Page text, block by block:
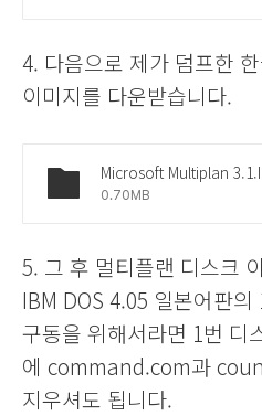
4. 다음으로 제가 덤프한
이미지를 다운받습니다.
Microsoft Multiplan
0.70MB
5. 그 후 멀티플랜 디스크
IBM DOS 4.05 일본어판
구동을 위해서라면 1번 디
에 command.com과
지우셔도 됩니다.